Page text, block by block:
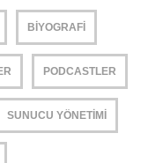
BIYOGRAFI
PODCASTLER
SUNUCU YÖNETIMI